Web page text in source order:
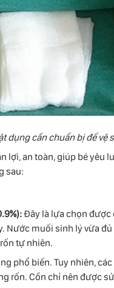
dụng cần chuẩn bị để vệ
lợi, an toàn, giúp bé yêu
sau:
Đây là lựa chọn được
Nước muối sinh lý vừa
tự nhiên.
phổ biến. Tuy nhiên,
rốn. Cồn chỉ nên được